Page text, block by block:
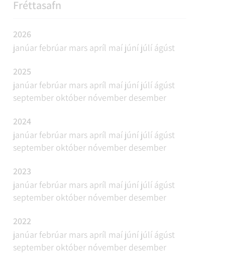
Fréttasafn
2026
janúar febrúar mars apríl maí júní júlí ágúst
2025
janúar febrúar mars apríl maí júní júlí ágúst
september október nóvember desember
2024
janúar febrúar mars apríl maí júní júlí ágúst
september október nóvember desember
2023
janúar febrúar mars apríl maí júní júlí ágúst
september október nóvember desember
2022
janúar febrúar mars apríl maí júní júlí ágúst
september október nóvember desember